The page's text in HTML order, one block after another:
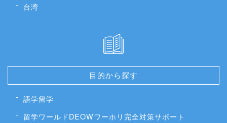
台湾
目的から探す
語学留学
留学ワールドDEOWワーホリ完全対策サポート